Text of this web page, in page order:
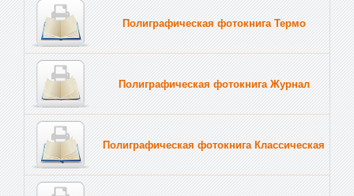
Полиграфическая фотокнига Термо
Полиграфическая фотокнига Журнал
Полиграфическая фотокнига Классическая